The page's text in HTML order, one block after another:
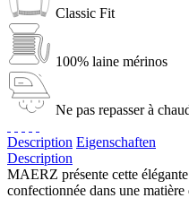
Classic Fit
100% laine mérinos
Ne pas repasser à
Description Eigenschaften
Description
MAERZ présente cette
confectionnée dans une matière